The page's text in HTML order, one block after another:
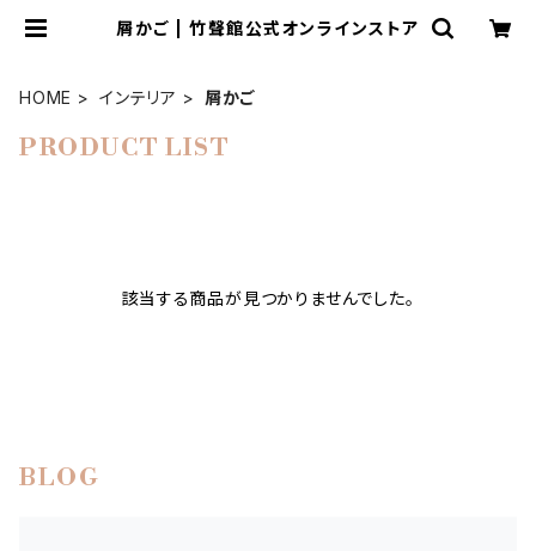
屑かご | 竹聲館公式オンラインストア
HOME インテリア 屑かご
PRODUCT LIST
該当する商品が見つかりませんでした。
BLOG